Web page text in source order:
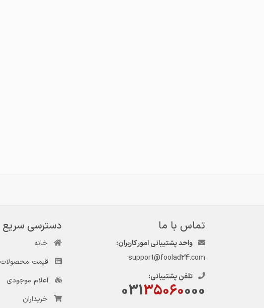
تماس با ما
واحد پشتیبانی امور کاربران:
support@foolad24.com
تلفن پشتیبانی:
03135060000
دسترسی سریع
خانه
قیمت محصولات
اعلام موجودی
خریداران